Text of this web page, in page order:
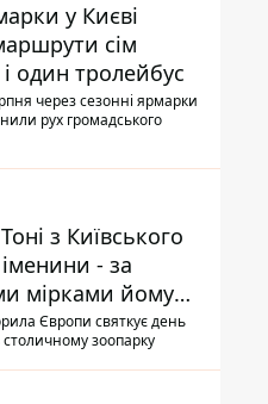
у Києві
сім
і один тролейбус
через сезонні ярмарки
рух громадського
з Київського
- за
мірками йому
90 років
Європи святкує день
зоопарку